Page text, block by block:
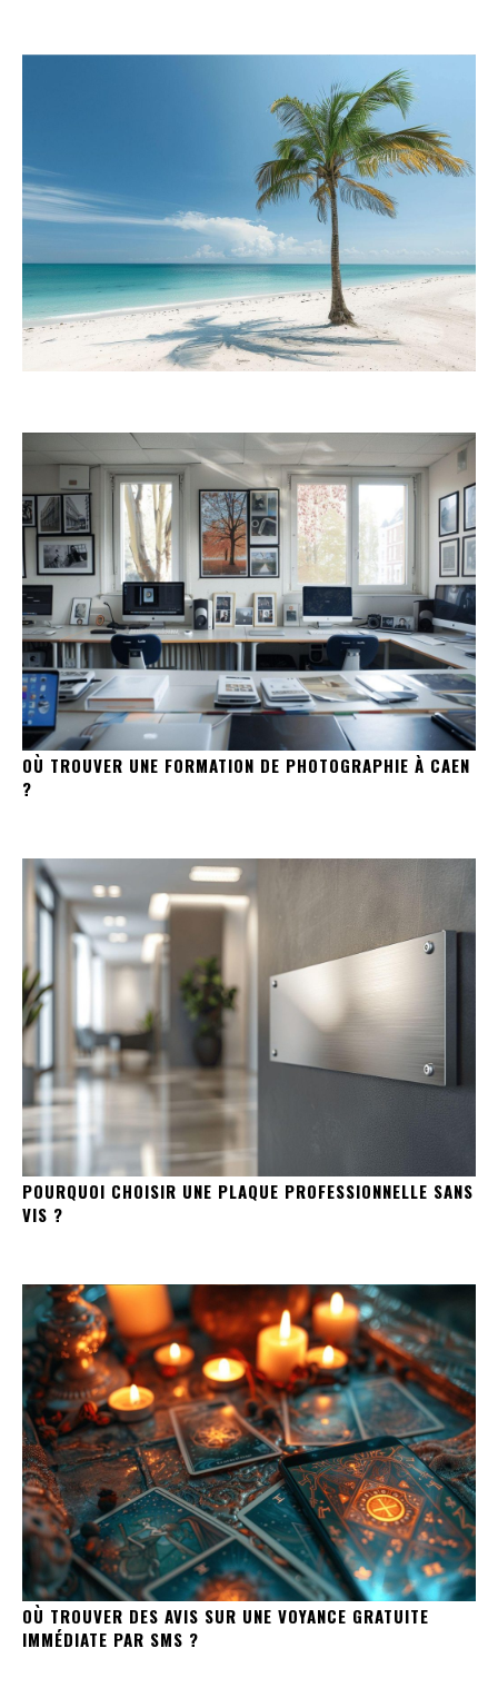
OÙ TROUVER UNE FORMATION DE PHOTOGRAPHIE À CAEN
?
POURQUOI CHOISIR UNE PLAQUE PROFESSIONNELLE SANS
VIS ?
OÙ TROUVER DES AVIS SUR UNE VOYANCE GRATUITE
IMMÉDIATE PAR SMS ?